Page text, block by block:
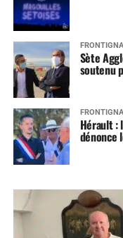
Sète
soutenu
Hérault :
dénonce